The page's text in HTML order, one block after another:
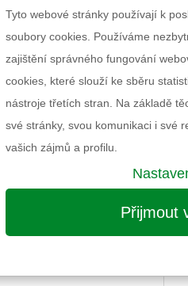
Tyto webové stránky používají k
soubory cookies. Používáme
zajištění správného fungování
cookies, které slouží ke sběru
nástroje třetích stran. Na základě
své stránky, svou komunikaci i své
vašich zájmů a profilu.
Přijmout